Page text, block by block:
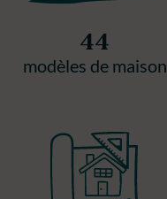
44
modèles de maison